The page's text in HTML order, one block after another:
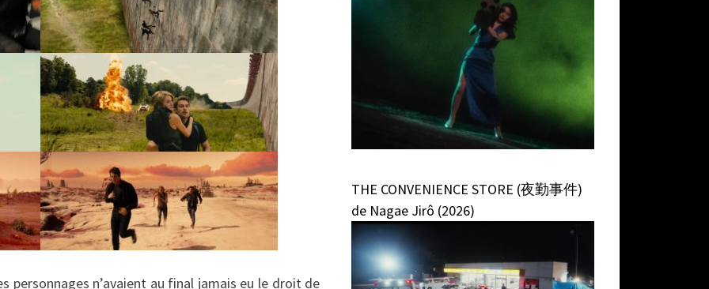
personnages n’avaient au final jamais eu le droit de
THE CONVENIENCE STORE (夜勤事件)
de Nagae Jirô (2026)